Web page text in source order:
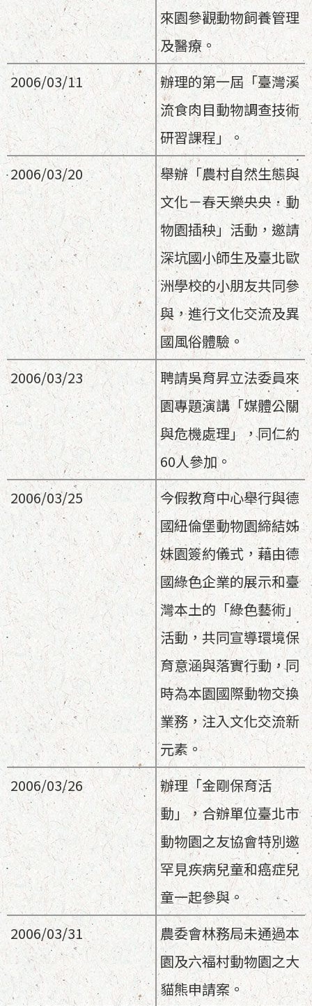
來園參觀動物飼養管理
及醫療。
2006/03/11
辦理的第一屆「臺灣溪
流食肉目動物調查技術
研習課程」。
2006/03/20
舉辦「農村自然生態與
文化－春天樂央央．動
物園插秧」活動，邀請
深坑國小師生及臺北歐
洲學校的小朋友共同參
與，進行文化交流及異
國風俗體驗。
2006/03/23
聘請吳育昇立法委員來
園專題演講「媒體公關
與危機處理」，同仁約
60人參加。
2006/03/25
今假教育中心舉行與德
國紐倫堡動物園締結姊
妹園簽約儀式，藉由德
國綠色企業的展示和臺
灣本土的「綠色藝術」
活動，共同宣導環境保
育意涵與落實行動，同
時為本園國際動物交換
業務，注入文化交流新
元素。
2006/03/26
辦理「金剛保育活
動」，合辦單位臺北市
動物園之友協會特別邀
罕見疾病兒童和癌症兒
童一起參與。
2006/03/31
農委會林務局未通過本
園及六福村動物園之大
貓熊申請案。